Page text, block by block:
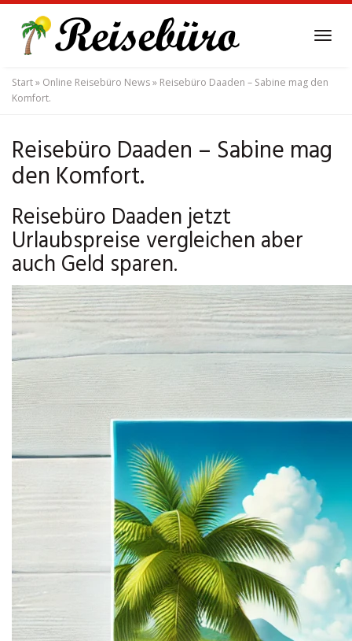
main
content
Start» Online Reisebüro News» Reisebüro Daaden – Sabine mag den
Komfort.
Reisebüro Daaden – Sabine mag
den Komfort.
Reisebüro Daaden jetzt
Urlaubspreise vergleichen aber
auch Geld sparen.